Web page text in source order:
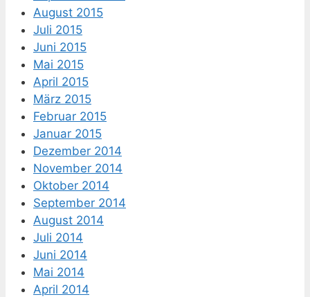
August 2015
Juli 2015
Juni 2015
Mai 2015
April 2015
März 2015
Februar 2015
Januar 2015
Dezember 2014
November 2014
Oktober 2014
September 2014
August 2014
Juli 2014
Juni 2014
Mai 2014
April 2014